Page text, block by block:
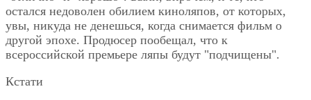
остался недоволен обилием киноляпов, от которых,
увы, никуда не денешься, когда снимается фильм о
другой эпохе. Продюсер пообещал, что к
всероссийской премьере ляпы будут "подчищены".
Кстати